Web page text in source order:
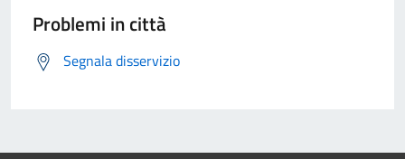
Problemi in città
Segnala disservizio